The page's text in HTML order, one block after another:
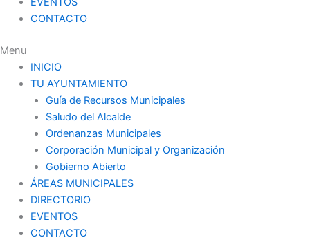
CONTACTO
Menu
INICIO
TU AYUNTAMIENTO
Guía de Recursos Municipales
Saludo del Alcalde
Ordenanzas Municipales
Corporación Municipal y Organización
Gobierno Abierto
ÁREAS MUNICIPALES
DIRECTORIO
EVENTOS
CONTACTO